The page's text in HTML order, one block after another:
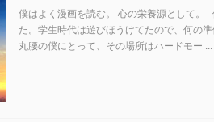
僕はよく漫画を読む。 心の栄養源として。
た。学生時代は遊びほうけてたので、何の
丸腰の僕にとって、その場所はハードモー ...